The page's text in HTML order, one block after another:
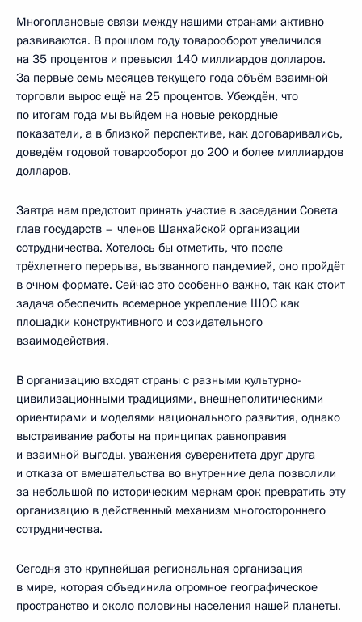
Многоплановые связи между нашими странами активно
развиваются. В прошлом году товарооборот увеличился
на 35 процентов и превысил 140 миллиардов долларов.
За первые семь месяцев текущего года объём взаимной
торговли вырос ещё на 25 процентов. Убеждён, что
по итогам года мы выйдем на новые рекордные
показатели, а в близкой перспективе, как договаривались,
доведём годовой товарооборот до 200 и более миллиардов
долларов.
Завтра нам предстоит принять участие в заседании Совета
глав государств – членов Шанхайской организации
сотрудничества. Хотелось бы отметить, что после
трёхлетнего перерыва, вызванного пандемией, оно пройдёт
в очном формате. Сейчас это особенно важно, так как стоит
задача обеспечить всемерное укрепление ШОС как
площадки конструктивного и созидательного
взаимодействия.
В организацию входят страны с разными культурно-
цивилизационными традициями, внешнеполитическими
ориентирами и моделями национального развития, однако
выстраивание работы на принципах равноправия
и взаимной выгоды, уважения суверенитета друг друга
и отказа от вмешательства во внутренние дела позволили
за небольшой по историческим меркам срок превратить эту
организацию в действенный механизм многостороннего
сотрудничества.
Сегодня это крупнейшая региональная организация
в мире, которая объединила огромное географическое
пространство и около половины населения нашей планеты.